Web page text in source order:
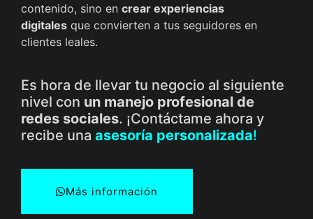
contenido, sino en crear experiencias
digitales que convierten a tus seguidores en
clientes leales.
Es hora de llevar tu negocio al siguiente
nivel con un manejo profesional de
redes sociales. ¡Contáctame ahora y
recibe una asesoría personalizada!
Más información